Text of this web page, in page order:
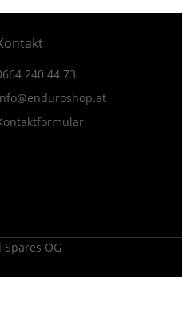
240 44 73
OG